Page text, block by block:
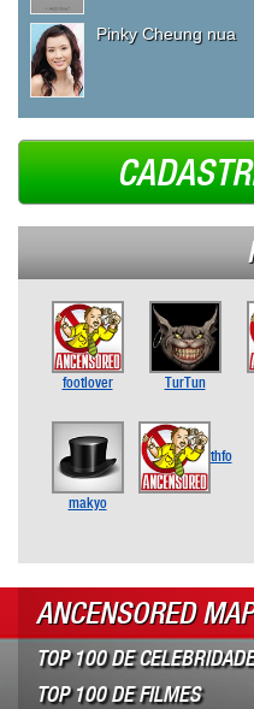
Pinky Cheung nua
footlover TurTun
makyo
thfo
ANCENSORED
TOP 100 DE
TOP 100 DE FILMES